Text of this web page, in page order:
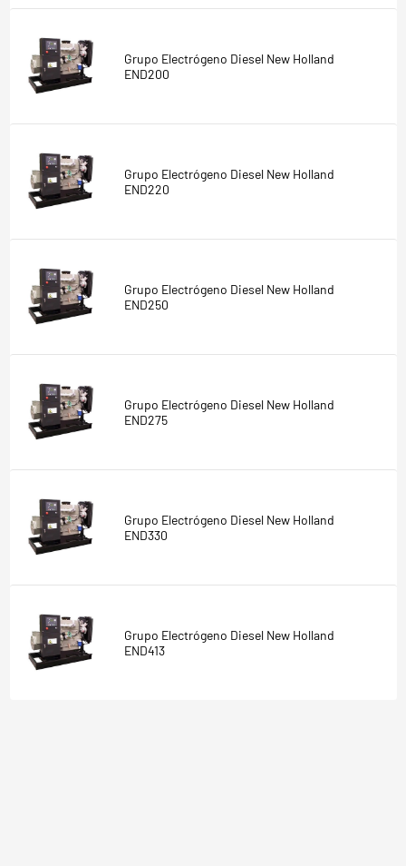
Grupo Electrógeno Diesel New Holland
END200
Grupo Electrógeno Diesel New Holland
END220
Grupo Electrógeno Diesel New Holland
END250
Grupo Electrógeno Diesel New Holland
END275
Grupo Electrógeno Diesel New Holland
END330
Grupo Electrógeno Diesel New Holland
END413